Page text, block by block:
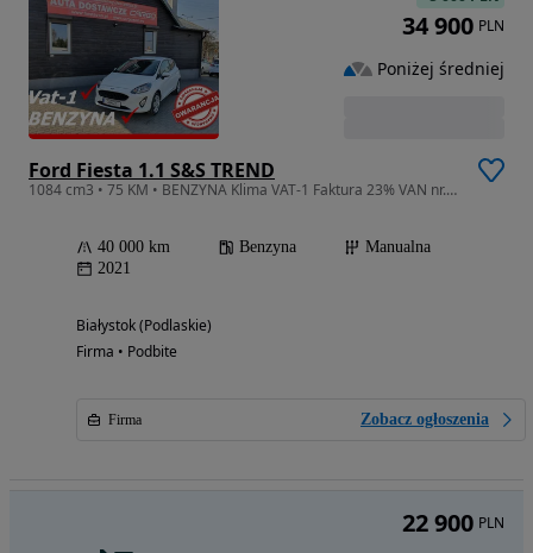
Ford Fiesta 1.1 S&S TREND
1084 cm3 • 75 KM • BENZYNA Klima VAT-1 Faktura 23% VAN nr.381
40 000 km Benzyna
Manualna
2021
Białystok (Podlaskie)
Firma • Podbite
Firma Zobacz ogłoszenia
34 900 PLN
Poniżej średniej
22 900 PLN